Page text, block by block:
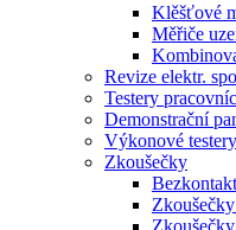
Klěšťové
Měřiče
Revize elektr.
Testery
Demonstrační
Výkonové testery
Zkoušečky